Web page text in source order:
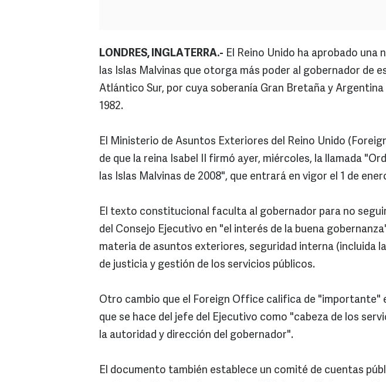
LONDRES, INGLATERRA.- El Reino Unido ha aprobado una
las Islas Malvinas que otorga más poder al gobernador de
Atlántico Sur, por cuya soberanía Gran Bretaña y
1982.
El Ministerio de Asuntos Exteriores del Reino Unido
de que la reina Isabel II firmó ayer, miércoles, la llamada
las Islas Malvinas de 2008", que entrará en vigor el 1 de
El texto constitucional faculta al gobernador para no
del Consejo Ejecutivo en "el interés de la buena
materia de asuntos exteriores, seguridad interna (incluida
de justicia y gestión de los servicios públicos.
Otro cambio que el Foreign Office califica de "importante"
que se hace del jefe del Ejecutivo como "cabeza de los
la autoridad y dirección del gobernador".
El documento también establece un comité de cuentas